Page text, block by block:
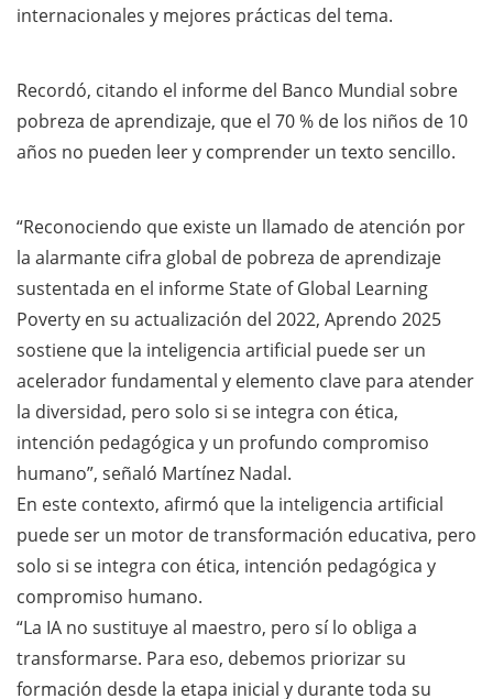
internacionales y mejores prácticas del tema.
Recordó, citando el informe del Banco Mundial sobre
pobreza de aprendizaje, que el 70 % de los niños de 10
años no pueden leer y comprender un texto sencillo.
“Reconociendo que existe un llamado de atención por
la alarmante cifra global de pobreza de aprendizaje
sustentada en el informe State of Global Learning
Poverty en su actualización del 2022, Aprendo 2025
sostiene que la inteligencia artificial puede ser un
acelerador fundamental y elemento clave para atender
la diversidad, pero solo si se integra con ética,
intención pedagógica y un profundo compromiso
humano”, señaló Martínez Nadal.
En este contexto, afirmó que la inteligencia artificial
puede ser un motor de transformación educativa, pero
solo si se integra con ética, intención pedagógica y
compromiso humano.
“La IA no sustituye al maestro, pero sí lo obliga a
transformarse. Para eso, debemos priorizar su
formación desde la etapa inicial y durante toda su